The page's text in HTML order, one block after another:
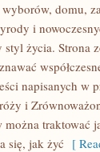
domu,
i
życia. Strona
napisanych w
i
można
się, jak żyć [